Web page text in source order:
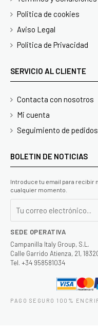
Politica de cookies
Aviso Legal
Politica de Privacidad
SERVICIO AL CLIENTE
Contacta con nosotros
Mi cuenta
Seguimiento de pedidos
BOLETIN DE NOTICIAS
Introduce tu email para recibir
cualquier momento.
SEDE OPERATIVA
Campanilla Italy Group, S.L.
Calle Garrido Atienza, 21,
Tel. +34 958581034
PAGO SEGURO 100%